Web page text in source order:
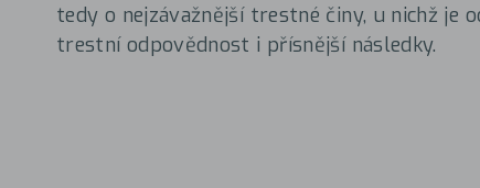
tedy o nejzávažnější trestné činy, u nichž je
trestní odpovědnost i přísnější následky.